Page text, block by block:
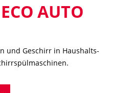
AUTO
und Geschirr in Haushalts-